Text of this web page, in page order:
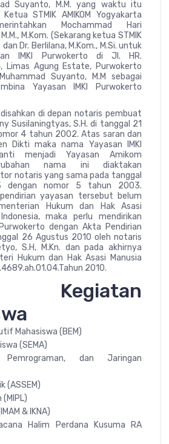
Suyanto, M.M. yang waktu itu
STMIK AMIKOM Yogyakarta
Mochammad Hari
M.Kom. (Sekarang ketua STMIK
Dr. Berlilana, M.Kom., M.Si. untuk
IMKI Purwokerto di Jl. HR.
Limas Agung Estate, Purwokerto
Suyanto, M.M sebagai
Yayasan IMKI Purwokerto
di depan notaris pembuat
Susilaningtyas, S.H. di tanggal 21
4 tahun 2002. Atas saran dan
Dikti maka nama Yayasan IMKI
menjadi Yayasan Amikom
nama ini diaktakan
notaris yang sama pada tanggal
dengan nomor 5 tahun 2003.
yayasan tersebut belum
Hukum dan Hak Asasi
maka perlu mendirikan
dengan Akta Pendirian
26 Agustus 2010 oleh notaris
S.H, M.Kn. dan pada akhirnya
Hukum dan Hak Asasi Manusia
2010.
Mahasiswa (BEM)
(SEMA)
Pemrograman, dan Jaringan
(ASSEM)
& IKNA)
Halim Perdana Kusuma RA